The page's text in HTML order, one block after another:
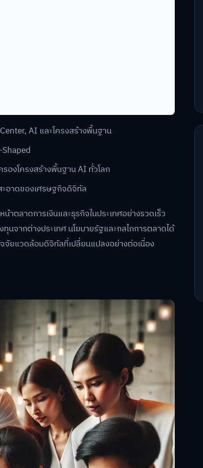
AI และโครงสร้างพื้นฐาน
งโครงสร้างพื้นฐาน AI ทั่วโลก
อาดของเศรษฐกิจดิจิทัล
ตลาดการเงินและธุรกิจในประเทศอย่างรวดเร็ว
นจากต่างประเทศ นโยบายรัฐและกลไกการตลาดได้
จัยแวดล้อมดิจิทัลที่เปลี่ยนแปลงอย่างต่อเนื่อง